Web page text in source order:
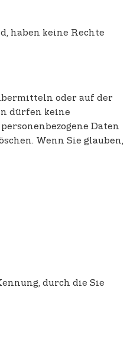
haben keine Rechte
oder auf der
dürfen keine
Daten
Wenn Sie glauben,
durch die Sie